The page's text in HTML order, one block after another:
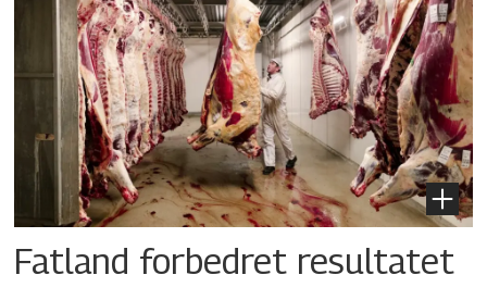
Fatland forbedret resultatet